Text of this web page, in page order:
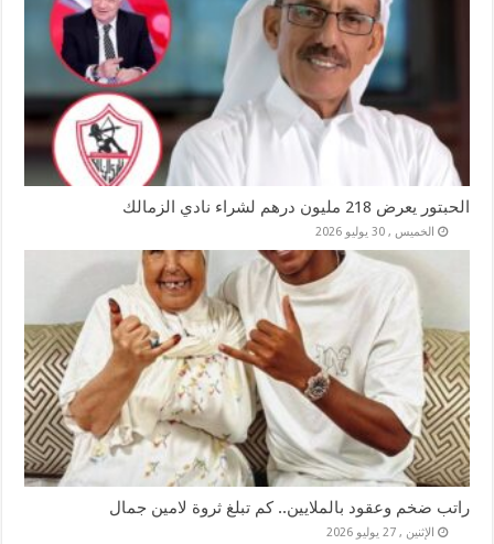
الحبتور يعرض 218 مليون درهم لشراء نادي الزمالك
الخميس , 30 يوليو 2026
راتب ضخم وعقود بالملايين.. كم تبلغ ثروة لامين جمال
الإثنين , 27 يوليو 2026